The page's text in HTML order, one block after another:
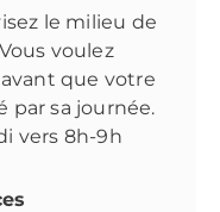
le milieu de
voulez
que votre
par sa journée.
vers 8h-9h